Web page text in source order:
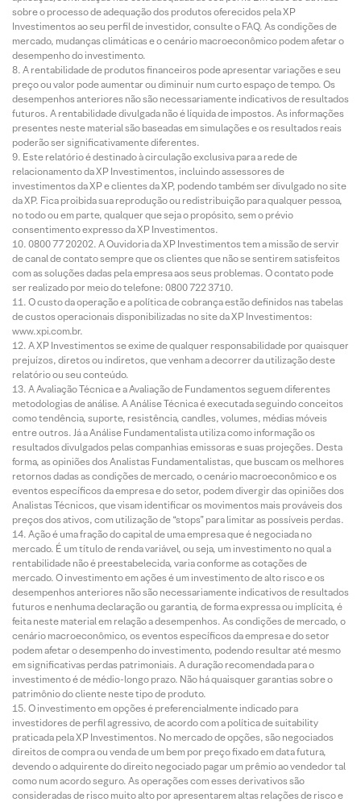
sobre o processo de adequação dos produtos oferecidos pela XP
Investimentos ao seu perfil de investidor, consulte o FAQ. As condições de
mercado, mudanças climáticas e o cenário macroeconômico podem afetar o
desempenho do investimento.
A rentabilidade de produtos financeiros pode apresentar variações e seu
preço ou valor pode aumentar ou diminuir num curto espaço de tempo. Os
desempenhos anteriores não são necessariamente indicativos de resultados
futuros. A rentabilidade divulgada não é líquida de impostos. As informações
presentes neste material são baseadas em simulações e os resultados reais
poderão ser significativamente diferentes.
Este relatório é destinado à circulação exclusiva para a rede de
relacionamento da XP Investimentos, incluindo assessores de
investimentos da XP e clientes da XP, podendo também ser divulgado no site
da XP. Fica proibida sua reprodução ou redistribuição para qualquer pessoa,
no todo ou em parte, qualquer que seja o propósito, sem o prévio
consentimento expresso da XP Investimentos.
0800 77 20202. A Ouvidoria da XP Investimentos tem a missão de servir
de canal de contato sempre que os clientes que não se sentirem satisfeitos
com as soluções dadas pela empresa aos seus problemas. O contato pode
ser realizado por meio do telefone: 0800 722 3710.
O custo da operação e a política de cobrança estão definidos nas tabelas
de custos operacionais disponibilizadas no site da XP Investimentos:
www.xpi.com.br.
A XP Investimentos se exime de qualquer responsabilidade por quaisquer
prejuízos, diretos ou indiretos, que venham a decorrer da utilização deste
relatório ou seu conteúdo.
A Avaliação Técnica e a Avaliação de Fundamentos seguem diferentes
metodologias de análise. A Análise Técnica é executada seguindo conceitos
como tendência, suporte, resistência, candles, volumes, médias móveis
entre outros. Já a Análise Fundamentalista utiliza como informação os
resultados divulgados pelas companhias emissoras e suas projeções. Desta
forma, as opiniões dos Analistas Fundamentalistas, que buscam os melhores
retornos dadas as condições de mercado, o cenário macroeconômico e os
eventos específicos da empresa e do setor, podem divergir das opiniões dos
Analistas Técnicos, que visam identificar os movimentos mais prováveis dos
preços dos ativos, com utilização de “stops” para limitar as possíveis perdas.
Ação é uma fração do capital de uma empresa que é negociada no
mercado. É um título de renda variável, ou seja, um investimento no qual a
rentabilidade não é preestabelecida, varia conforme as cotações de
mercado. O investimento em ações é um investimento de alto risco e os
desempenhos anteriores não são necessariamente indicativos de resultados
futuros e nenhuma declaração ou garantia, de forma expressa ou implícita, é
feita neste material em relação a desempenhos. As condições de mercado, o
cenário macroeconômico, os eventos específicos da empresa e do setor
podem afetar o desempenho do investimento, podendo resultar até mesmo
em significativas perdas patrimoniais. A duração recomendada para o
investimento é de médio-longo prazo. Não há quaisquer garantias sobre o
patrimônio do cliente neste tipo de produto.
O investimento em opções é preferencialmente indicado para
investidores de perfil agressivo, de acordo com a política de suitability
praticada pela XP Investimentos. No mercado de opções, são negociados
direitos de compra ou venda de um bem por preço fixado em data futura,
devendo o adquirente do direito negociado pagar um prêmio ao vendedor tal
como num acordo seguro. As operações com esses derivativos são
consideradas de risco muito alto por apresentarem altas relações de risco e